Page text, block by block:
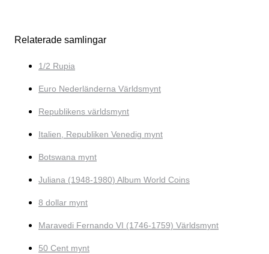
Relaterade samlingar
1/2 Rupia
Euro Nederländerna Världsmynt
Republikens världsmynt
Italien, Republiken Venedig mynt
Botswana mynt
Juliana (1948-1980) Album World Coins
8 dollar mynt
Maravedi Fernando VI (1746-1759) Världsmynt
50 Cent mynt